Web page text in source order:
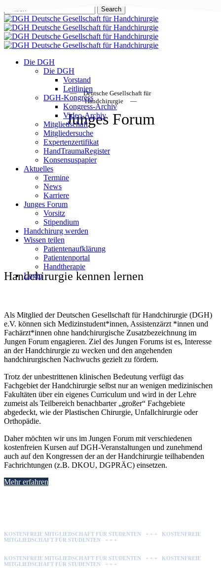
to
main
content
Search
Close
Search
Menu
Die DGH
Die DGH
Vorstand
Leitlinien
DGH-Kongress
Kongress-Archiv
Video-Archiv
Mitgliedschaft
Mitgliedersuche
Expertenzertifikat
HandTraumaRegister
Konsensuspapier
Aktuelles
Termine
News
Karriere
Junges Forum
Vorsitz
Stipendium
Handchirurg werden
Wissen teilen
Patientenaufklärung
Patientenportal
Handtherapie
Login
— Deutsche Gesellschaft für
Handchirurgie —
Junges Forum
Hand­chirurgie kennen lernen
Als Mitglied der Deutschen Gesellschaft für Handchirurgie (DGH)
e.V. können sich Medizinstudent*innen, Assistenzärzt *innen und
Fachärzt*innen ohne handchirurgische Zusatzbezeichnung im
Jungen Forum engagieren. Ziel des Jungen Forums ist es, Interesse
an der Handchirurgie zu wecken und den angehenden
handchirurgischen Nachwuchs gezielt zu fördern.
Trotz der unbestrittenen klinischen Bedeutung verfügt das
Fachgebiet der Handchirurgie selbst nur an wenigen medizinischen
Fakultäten über ein eigenes Curriculum und wird in der Lehre
zumeist als Teilbereich benachbarter „großer“ Fachgebiete
abgedeckt, wie der Plastischen Chirurgie, Unfallchirurgie oder
Orthopädie.
Daher möchten wir uns im Jungen Forum mit verschiedenen
kostenfreien Kursen auf DGH-Veranstaltungen und zunehmend
auch auf den Kongressen der an der Handchirurgie teilhabenden
Fachrichtungen (z.B. DKOU, DGPRÄC) einsetzen.
Mehr erfahren
KOSTENFREIE MITGLIEDSCHAFT FÜR STUDENTEN + + + KOSTENFREIE
MITGLIEDSCHAFT FÜR STUDENTEN + + +
KOSTENFREIE MITGLIEDSCHAFT FÜR STUDENTEN + + + KOSTENFREIE
MITGLIEDSCHAFT FÜR STUDENTEN + + +